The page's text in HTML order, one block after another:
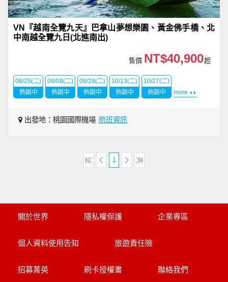
VN『越南全覽九天』巴拿山夢想樂園、黃金佛手橋、北
中南越全覽九日(北進南出)
售價 NT$40,900起
08/25(二)
熱銷中
09/08(二)
熱銷中
09/29(二)
熱銷中
10/13(二)
熱銷中
10/27(二)
熱銷中
more
出發地：桃園國際機場 航班資訊
1
關於世界 隱私權保護 企業專區
個人資料使用告知 旅遊責任險
招募菁英 刷卡授權書 聯絡我們